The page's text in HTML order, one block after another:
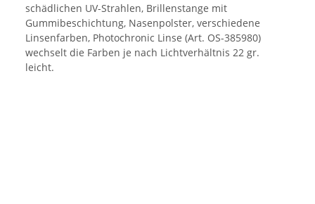
schädlichen UV-Strahlen, Brillenstange mit
Gummibeschichtung, Nasenpolster, verschiedene
Linsenfarben, Photochronic Linse (Art. OS-385980)
wechselt die Farben je nach Lichtverhältnis 22 gr.
leicht.